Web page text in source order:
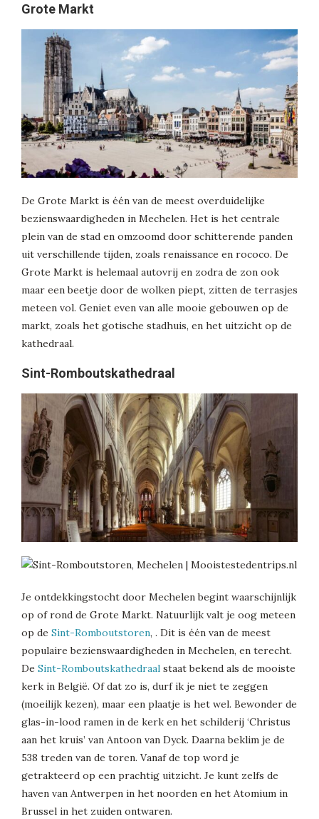
Grote Markt
De Grote Markt is één van de meest overduidelijke
bezienswaardigheden in Mechelen. Het is het centrale
plein van de stad en omzoomd door schitterende panden
uit verschillende tijden, zoals renaissance en rococo. De
Grote Markt is helemaal autovrij en zodra de zon ook
maar een beetje door de wolken piept, zitten de terrasjes
meteen vol. Geniet even van alle mooie gebouwen op de
markt, zoals het gotische stadhuis, en het uitzicht op de
kathedraal.
Sint-Romboutskathedraal
Je ontdekkingstocht door Mechelen begint waarschijnlijk
op of rond de Grote Markt. Natuurlijk valt je oog meteen
op de Sint-Romboutstoren, . Dit is één van de meest
populaire bezienswaardigheden in Mechelen, en terecht.
De Sint-Romboutskathedraal staat bekend als de mooiste
kerk in België. Of dat zo is, durf ik je niet te zeggen
(moeilijk kezen), maar een plaatje is het wel. Bewonder de
glas-in-lood ramen in de kerk en het schilderij ‘Christus
aan het kruis’ van Antoon van Dyck. Daarna beklim je de
538 treden van de toren. Vanaf de top word je
getrakteerd op een prachtig uitzicht. Je kunt zelfs de
haven van Antwerpen in het noorden en het Atomium in
Brussel in het zuiden ontwaren.